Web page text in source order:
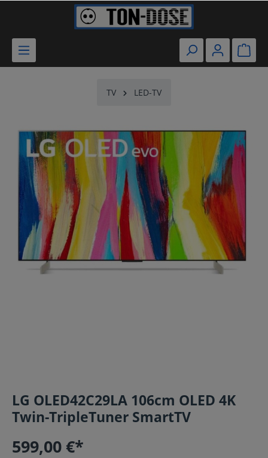
TV LED-TV
LG OLED42C29LA 106cm OLED 4K
Twin-TripleTuner SmartTV
599,00 €*